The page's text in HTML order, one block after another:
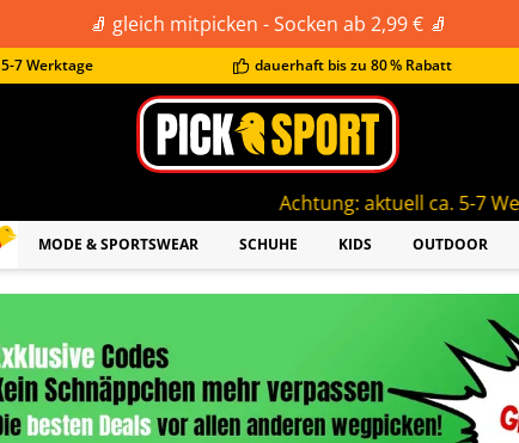
🧦 gleich mitpicken - Socken ab 2,99 € 🧦
7 Werktage dauerhaft bis zu 80 % Rabatt
Achtung: aktuell ca. 5-7 Werktage Lieferzeit!
MODE & SPORTSWEAR SCHUHE KIDS OUTDOOR